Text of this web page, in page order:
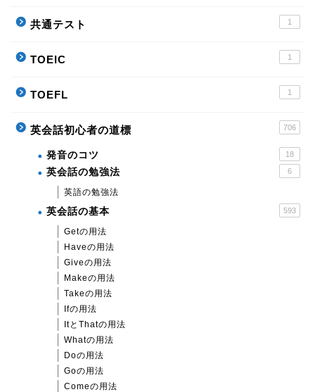
共通テスト 1
TOEIC 1
TOEFL 1
英会話初心者の道標 706
発音のコツ 18
英会話の勉強法 6
英語の勉強法
英会話の基本 593
Getの用法
Haveの用法
Giveの用法
Makeの用法
Takeの用法
Ifの用法
ItとThatの用法
Whatの用法
Doの用法
Goの用法
Comeの用法